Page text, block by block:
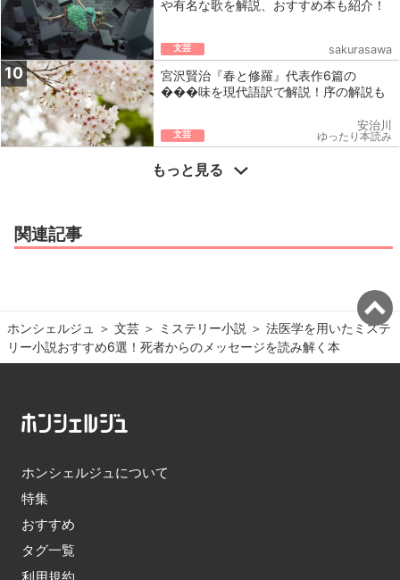
や有名な歌を解説、おすすめ本も紹介！
文芸 sakurasawa
10
宮沢賢治『春と修羅』代表作6篇の
���味を現代語訳で解説！序の解説も
文芸
安治川
ゆったり本読み
もっと見る
関連記事
ホンシェルジュ ＞ 文芸 ＞ ミステリー小説 ＞ 法医学を用いたミステ
リー小説おすすめ6選！死者からのメッセージを読み解く本
ホンシェルジュについて
特集
おすすめ
タグ一覧
利用規約